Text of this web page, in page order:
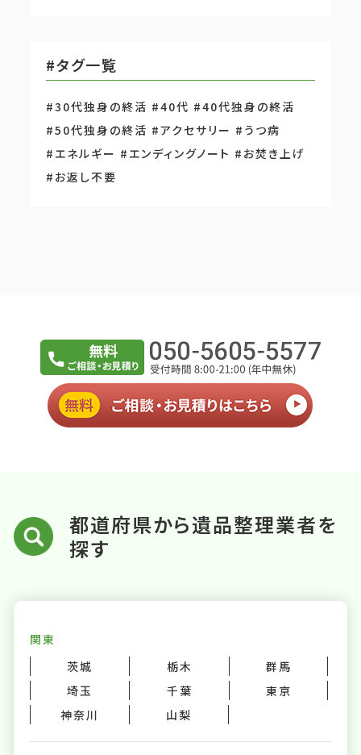
#タグ一覧
#30代独身の終活 #40代 #40代独身の終活
#50代独身の終活 #アクセサリー #うつ病
#エネルギー #エンディングノート #お焚き上げ
#お返し不要
都道府県から遺品整理業者を
探す
関東
茨城
栃木
群馬
埼玉
千葉
東京
神奈川
山梨